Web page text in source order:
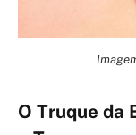
O Truque da